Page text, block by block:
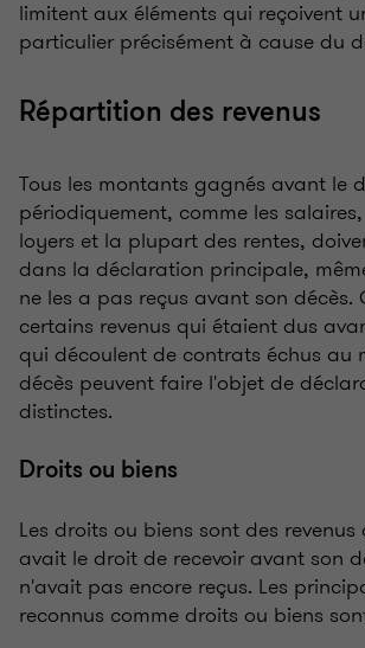
limitent aux éléments qui reçoivent
particulier précisément à cause du
Répartition des revenus
Tous les montants gagnés avant le
périodiquement, comme les
loyers et la plupart des rentes,
dans la déclaration principale,
ne les a pas reçus avant son décès.
certains revenus qui étaient dus
qui découlent de contrats échus au
décès peuvent faire l'objet de
distinctes.
Droits ou biens
Les droits ou biens sont des
avait le droit de recevoir avant son
n'avait pas encore reçus. Les
reconnus comme droits ou biens